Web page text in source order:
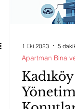
1 Eki 2023 5
Apartman Bina